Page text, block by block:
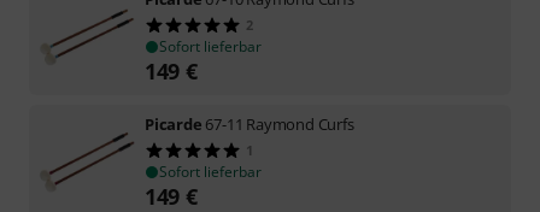
2
Sofort lieferbar
149 €
Picarde 67-11 Raymond Curfs
1
Sofort lieferbar
149 €